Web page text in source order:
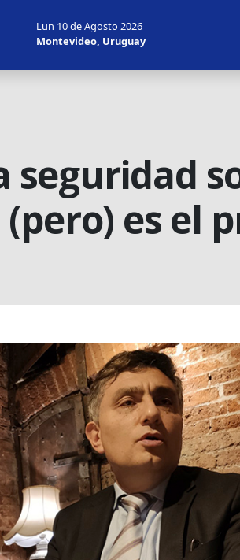
Lun 10 de Agosto 2026
Montevideo, Uruguay
seguridad
es el